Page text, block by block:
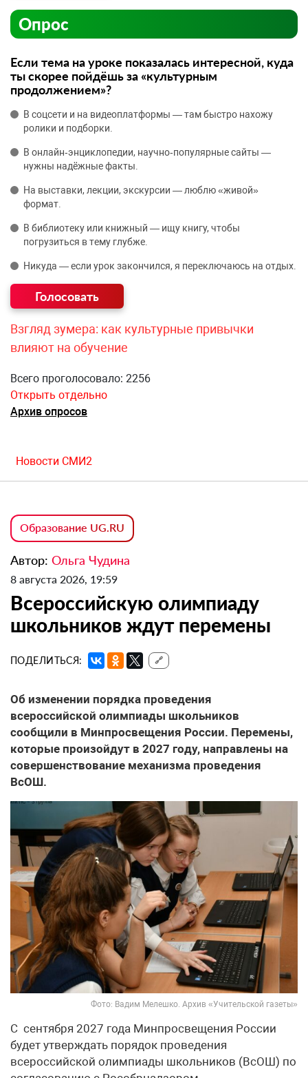
Опрос
Если тема на уроке показалась интересной, куда
ты скорее пойдёшь за «культурным
продолжением»?
В соцсети и на видеоплатформы — там быстро нахожу
ролики и подборки.
В онлайн‑энциклопедии, научно‑популярные сайты —
нужны надёжные факты.
На выставки, лекции, экскурсии — люблю «живой»
формат.
В библиотеку или книжный — ищу книгу, чтобы
погрузиться в тему глубже.
Никуда — если урок закончился, я переключаюсь на отдых.
Взгляд зумера: как культурные привычки
влияют на обучение
Всего проголосовало: 2256
Открыть отдельно
Архив опросов
Новости СМИ2
Образование UG.RU
Автор: Ольга Чудина
8 августа 2026, 19:59
Всероссийскую олимпиаду
школьников ждут перемены
ПОДЕЛИТЬСЯ: 🔗
Об изменении порядка проведения
всероссийской олимпиады школьников
сообщили в Минпросвещения России. Перемены,
которые произойдут в 2027 году, направлены на
совершенствование механизма проведения
ВсОШ.
Фото: Вадим Мелешко. Архив «Учительской газеты»
С сентября 2027 года Минпросвещения России
будет утверждать порядок проведения
всероссийской олимпиады школьников (ВсОШ) по